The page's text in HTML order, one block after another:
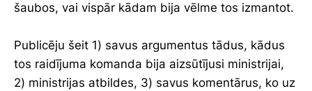
šaubos, vai vispār kādam bija vēlme tos izmantot.
Publicēju šeit 1) savus argumentus tādus, kādus
tos raidījuma komanda bija aizsūtījusi ministrijai,
2) ministrijas atbildes, 3) savus komentārus, ko uz